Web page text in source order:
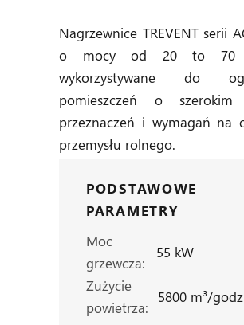
Nagrzewnice TREVENT serii
o mocy od 20 to 70
wykorzystywane do
pomieszczeń o szerokim
przeznaczeń i wymagań na
przemysłu rolnego.
PODSTAWOWE
PARAMETRY
Moc
grzewcza:
55 kW
Zużycie
powietrza:
5800 m³/godz